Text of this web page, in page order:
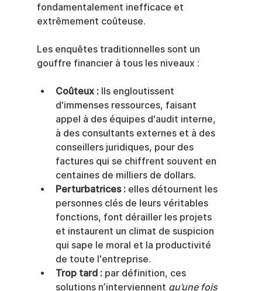
fondamentalement inefficace et
extrêmement coûteuse.
Les enquêtes traditionnelles sont un
gouffre financier à tous les niveaux :
Coûteux : Ils engloutissent
d'immenses ressources, faisant
appel à des équipes d'audit interne,
à des consultants externes et à des
conseillers juridiques, pour des
factures qui se chiffrent souvent en
centaines de milliers de dollars.
Perturbatrices : elles détournent les
personnes clés de leurs véritables
fonctions, font dérailler les projets
et instaurent un climat de suspicion
qui sape le moral et la productivité
de toute l'entreprise.
Trop tard : par définition, ces
solutions n’interviennent qu’une fois